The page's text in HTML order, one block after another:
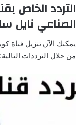
التردد الخاص
الصناعي نايل
يمكنك الآن تنزيل قناة
من خلال الترددات التالية: